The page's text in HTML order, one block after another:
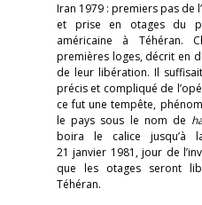
Iran 1979 : premiers pas de
et prise en otages du
américaine à Téhéran.
premières loges, décrit en
de leur libération. Il
précis et compliqué de
ce fut une tempête,
le pays sous le nom de
boira le calice
21 janvier 1981, jour de
que les otages seront
Téhéran.